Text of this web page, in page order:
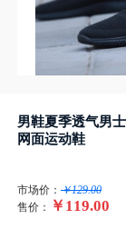
男鞋夏季透气男
网面运动鞋
市场价： ￥129.00
售价：
￥119.00